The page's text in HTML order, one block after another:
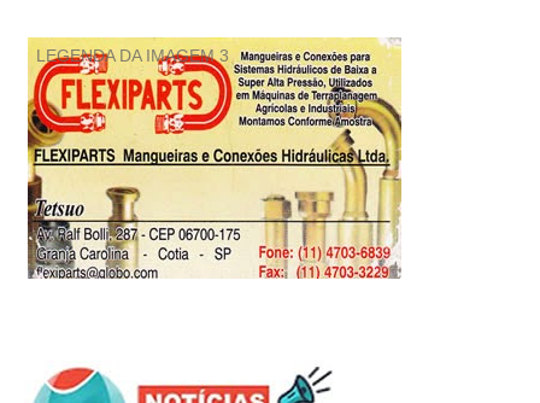
LEGENDA DA IMAGEM 3